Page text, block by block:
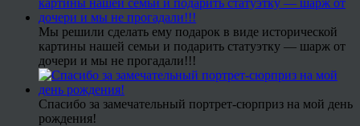
Мы решили сделать ему подарок в виде исторической
картины нашей семьи и подарить статуэтку — шарж от
дочери и мы не прогадали!!!
Спасибо за замечательный портрет-сюрприз на мой день
рождения!